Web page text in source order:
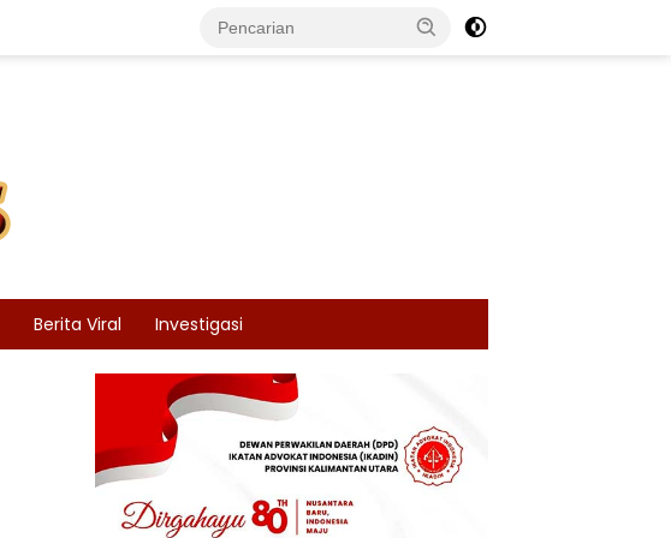
Berita Viral Investigasi